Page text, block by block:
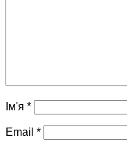
Ім'я *
Email *